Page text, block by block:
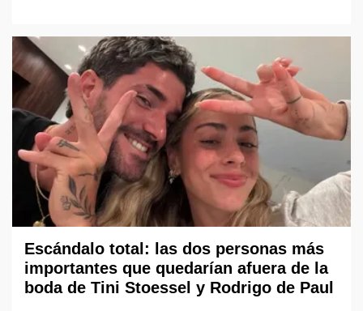
Escándalo total: las dos personas más
importantes que quedarían afuera de la
boda de Tini Stoessel y Rodrigo de Paul